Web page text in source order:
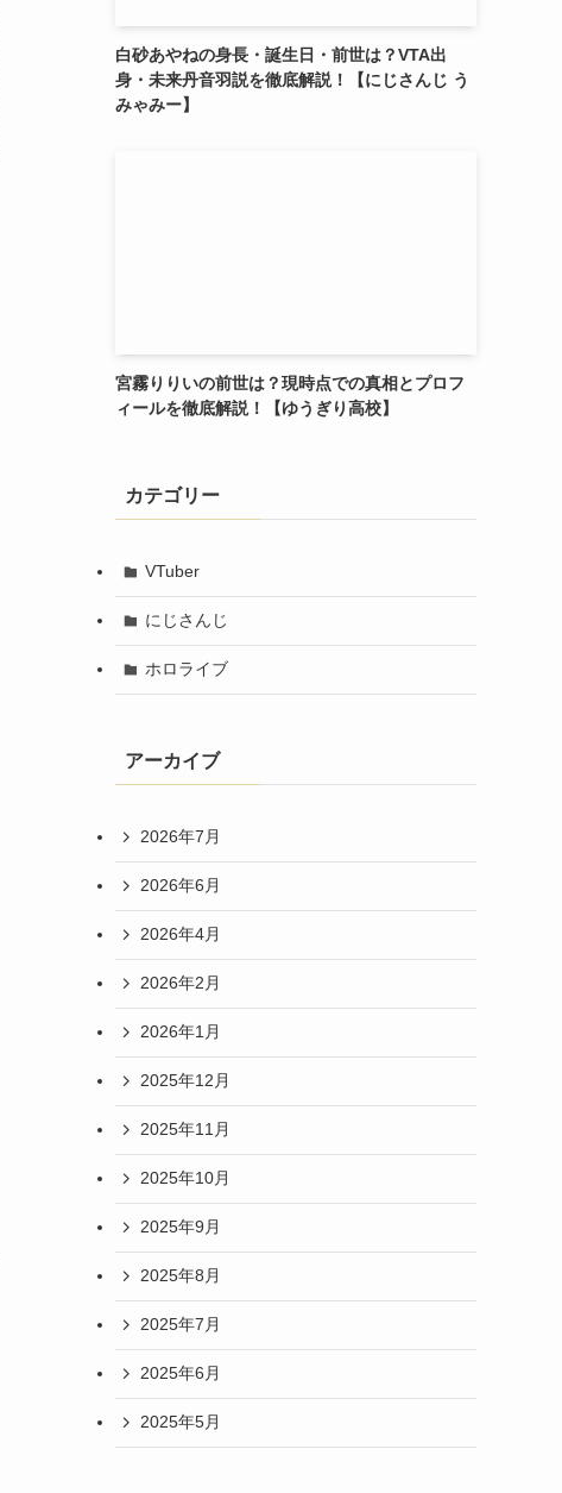
白砂あやねの身長・誕生日・前世は？VTA出
身・未来丹音羽説を徹底解説！【にじさんじ う
みゃみー】
宮霧りりいの前世は？現時点での真相とプロフ
ィールを徹底解説！【ゆうぎり高校】
カテゴリー
VTuber
にじさんじ
ホロライブ
アーカイブ
2026年7月
2026年6月
2026年4月
2026年2月
2026年1月
2025年12月
2025年11月
2025年10月
2025年9月
2025年8月
2025年7月
2025年6月
2025年5月